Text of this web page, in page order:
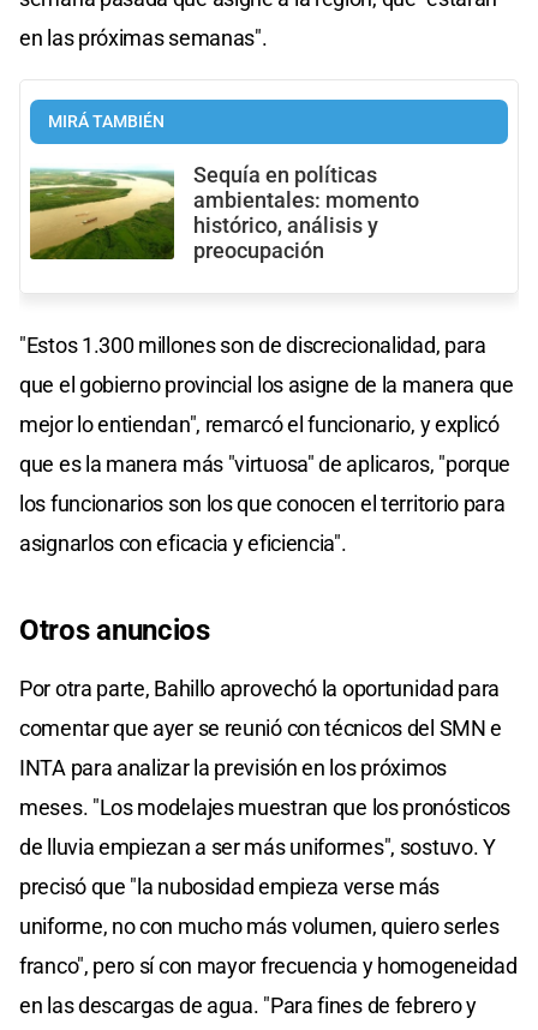
en las próximas semanas".
MIRÁ TAMBIÉN
Sequía en políticas
ambientales: momento
histórico, análisis y
preocupación
"Estos 1.300 millones son de discrecionalidad, para
que el gobierno provincial los asigne de la manera que
mejor lo entiendan", remarcó el funcionario, y explicó
que es la manera más "virtuosa" de aplicaros, "porque
los funcionarios son los que conocen el territorio para
asignarlos con eficacia y eficiencia".
Otros anuncios
Por otra parte, Bahillo aprovechó la oportunidad para
comentar que ayer se reunió con técnicos del SMN e
INTA para analizar la previsión en los próximos
meses. "Los modelajes muestran que los pronósticos
de lluvia empiezan a ser más uniformes", sostuvo. Y
precisó que "la nubosidad empieza verse más
uniforme, no con mucho más volumen, quiero serles
franco", pero sí con mayor frecuencia y homogeneidad
en las descargas de agua. "Para fines de febrero y